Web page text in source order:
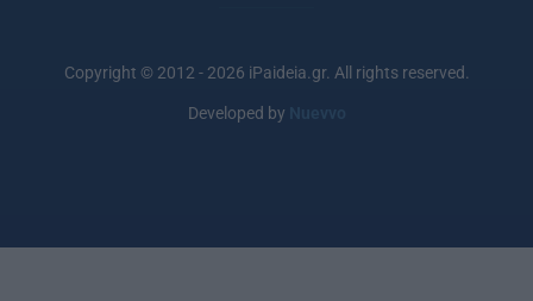
Copyright © 2012 - 2026 iPaideia.gr. All rights reserved.
Developed by